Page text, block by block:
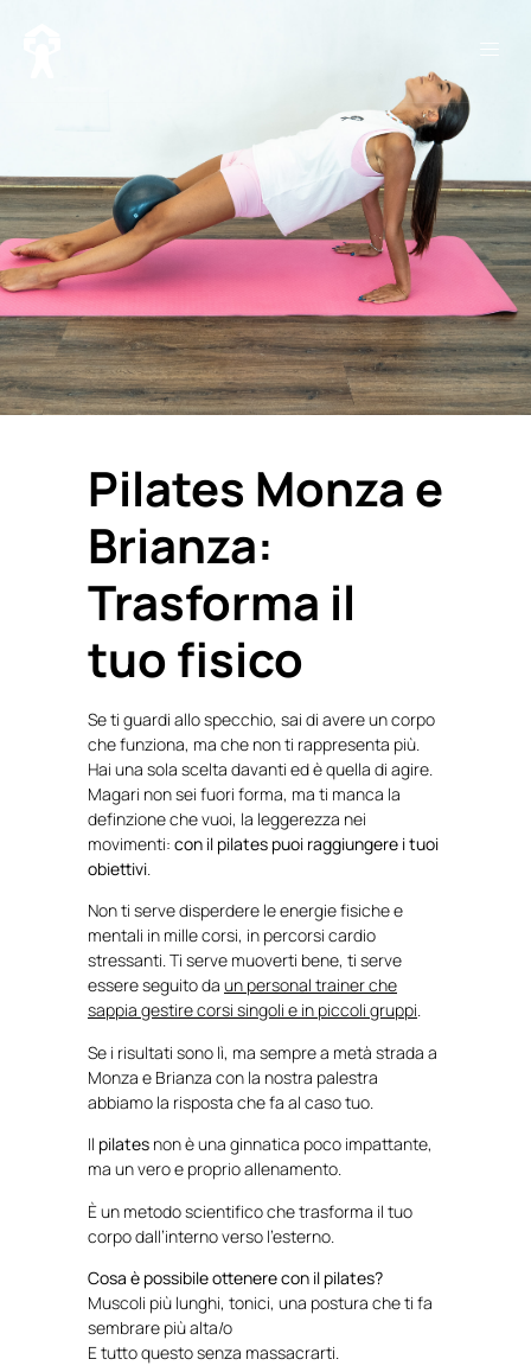
Pilates Monza e
Brianza:
Trasforma il
tuo fisico
Se ti guardi allo specchio, sai di avere un corpo
che funziona, ma che non ti rappresenta più.
Hai una sola scelta davanti ed è quella di agire.
Magari non sei fuori forma, ma ti manca la
definzione che vuoi, la leggerezza nei
movimenti: con il pilates puoi raggiungere i tuoi
obiettivi.
Non ti serve disperdere le energie fisiche e
mentali in mille corsi, in percorsi cardio
stressanti. Ti serve muoverti bene, ti serve
essere seguito da un personal trainer che
sappia gestire corsi singoli e in piccoli gruppi.
Se i risultati sono lì, ma sempre a metà strada a
Monza e Brianza con la nostra palestra
abbiamo la risposta che fa al caso tuo.
Il pilates non è una ginnatica poco impattante,
ma un vero e proprio allenamento.
È un metodo scientifico che trasforma il tuo
corpo dall’interno verso l’esterno.
Cosa è possibile ottenere con il pilates?
Muscoli più lunghi, tonici, una postura che ti fa
sembrare più alta/o
E tutto questo senza massacrarti.